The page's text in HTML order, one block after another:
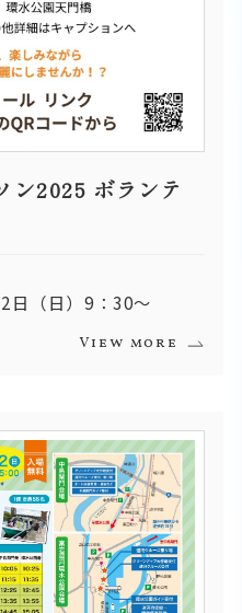
ン2025 ボランテ
日（日）9：30～
View more